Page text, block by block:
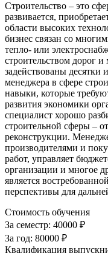
Строительство – это
развивается,
области высоких
бизнес связан со
тепло- или
строительством дорог
задействованы десятки
менеджера в сфере
навыки, которые
развития экономики
специалист хорошо
строительной сферы –
реконструкции.
производителями и
работ, управляет
организации и многое
является
перспективы для
Стоимость обучения
За семестр: 40000 ₽
За год: 80000 ₽
Квалификация